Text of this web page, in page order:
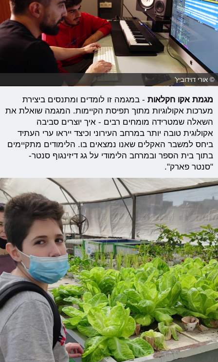
© אורי דוידוביץ'
מגמת אקו חקלאות - במגמה זו לומדים ומתנסים ביצירת
מערכות אקולוגיות מתוך תפיסת הקיימות. המגמה שואלת את
השאלה שמטרידה מומחים רבים - איך יוצרים סביבה
אקולוגית טובה יותר במרחב העירוני וכיצד ייראו ערי העתיד
ביחס למשבר האקלים שאנו נמצאים בו. הלימודים מתקיימים
בתוך בית הספר ובמרחב הלימודי על גג דיזינגוף סנטר-
"סנטר פארק".